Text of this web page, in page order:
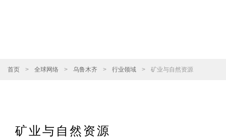
首页 > 全球网络 > 乌鲁木齐 > 行业领域 > 矿业与自然资源
矿业与自然资源